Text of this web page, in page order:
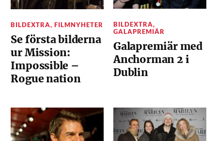
BILDEXTRA,FILMNYHETER
Se första bilderna
ur Mission:
Impossible –
Rogue nation
BILDEXTRA,
GALAPREMIÄR
Galapremiär med
Anchorman 2 i
Dublin